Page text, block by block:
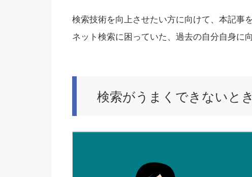
検索技術を向上させたい方に向けて、本記事
ネット検索に困っていた、過去の自分自身に
検索がうまくできないと